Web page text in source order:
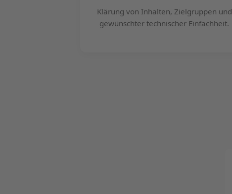
Klärung von Inhalten, Zielgruppen und
gewünschter technischer Einfachheit.